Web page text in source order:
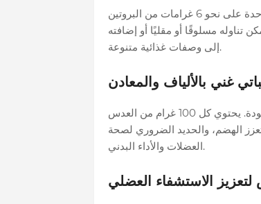
يعد البيض من أكثر مصادر البروتين انتشارًا وأقلها تكلفة. تحتوي البيضة الواحدة على نحو 6 غرامات من البروتين
تناوله مسلوقًا أو مقليًا أو إضافته
إلى وصفات غذائية متنوعة.
غني بالألياف والمعادن
العدس خيار مثالي للرياضيين الذين يبحثون عن مصدر بروتين نباتي عالي الجودة. يحتوي كل 100 غرام من العدس
التي تعزز الهضم، والحديد الضروري لصحة
العضلات والأداء البدني.
لتعزيز الاستشفاء العضلي